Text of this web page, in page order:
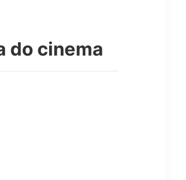
do cinema